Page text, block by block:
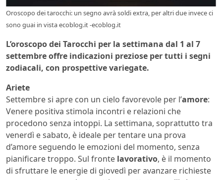
Oroscopo dei tarocchi: un segno avrà soldi extra, per altri due invece ci
sono guai in vista ecoblog.it -ecoblog.it
L’oroscopo dei Tarocchi per la settimana dal 1 al 7
settembre offre indicazioni preziose per tutti i segni
zodiacali, con prospettive variegate.
Ariete
Settembre si apre con un cielo favorevole per l’amore:
Venere positiva stimola incontri e relazioni che
procedono senza intoppi. La settimana, soprattutto tra
venerdì e sabato, è ideale per tentare una prova
d’amore seguendo le emozioni del momento, senza
pianificare troppo. Sul fronte lavorativo, è il momento
di sfruttare le energie di giovedì per avanzare richieste